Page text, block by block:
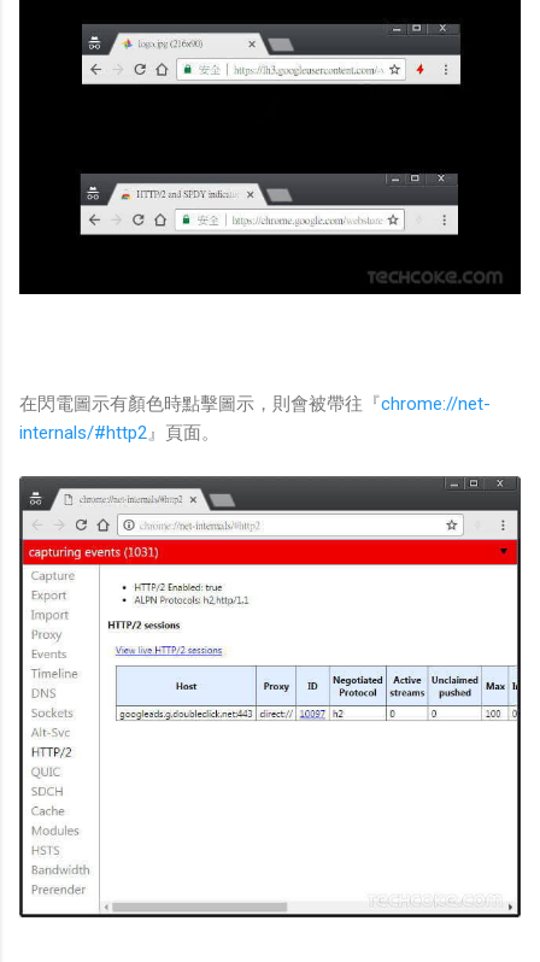
在閃電圖示有顏色時點擊圖示，則會被帶往『chrome://net-
internals/#http2』頁面。